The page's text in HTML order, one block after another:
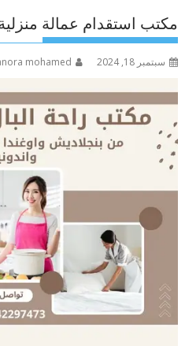
مكتب استقدام عمالة منزلية
سبتمبر 18, 2024 mohamed